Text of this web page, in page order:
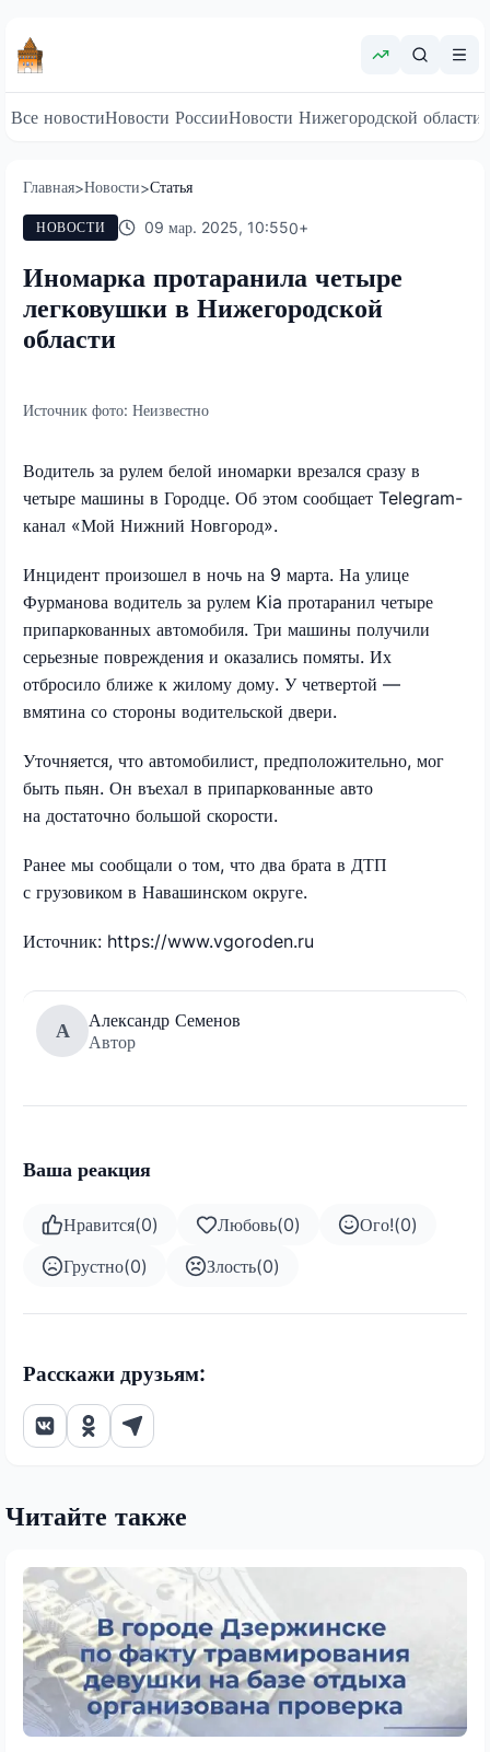
Все новостиНовости РоссииНовости Нижегородской области
Главная>Новости>Статья
НОВОСТИ 09 мар. 2025, 10:550+
Иномарка протаранила четыре
легковушки в Нижегородской
области
Источник фото: Неизвестно
Водитель за рулем белой иномарки врезался сразу в
четыре машины в Городце. Об этом сообщает Telegram-
канал «Мой Нижний Новгород».
Инцидент произошел в ночь на 9 марта. На улице
Фурманова водитель за рулем Kia протаранил четыре
припаркованных автомобиля. Три машины получили
серьезные повреждения и оказались помяты. Их
отбросило ближе к жилому дому. У четвертой —
вмятина со стороны водительской двери.
Уточняется, что автомобилист, предположительно, мог
быть пьян. Он въехал в припаркованные авто
на достаточно большой скорости.
Ранее мы сообщали о том, что два брата в ДТП
с грузовиком в Навашинском округе.
Источник: https://www.vgoroden.ru
А
Александр Семенов
Автор
Ваша реакция
Нравится(0) Любовь(0) Ого!(0)
Грустно(0) Злость(0)
Расскажи друзьям:
Читайте также